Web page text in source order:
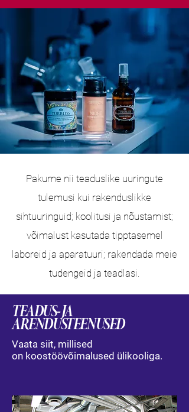
Pakume nii teaduslike uuringute
tulemusi kui rakenduslikke
sihtuuringuid; koolitusi ja nõustamist;
võimalust kasutada tipptasemel
laboreid ja aparatuuri; rakendada meie
tudengeid ja teadlasi.
TEADUS- JA
ARENDUSTEENUSED
Vaata siit, millised
on koostöövõimalused ülikooliga.